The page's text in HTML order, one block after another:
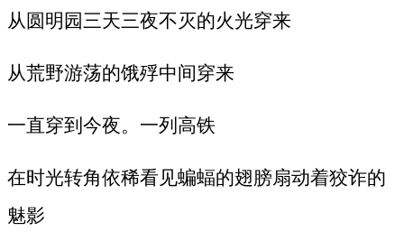
从圆明园三天三夜不灭的火光穿来
从荒野游荡的饿殍中间穿来
一直穿到今夜。一列高铁
在时光转角依稀看见蝙蝠的翅膀扇动着狡诈的
魅影